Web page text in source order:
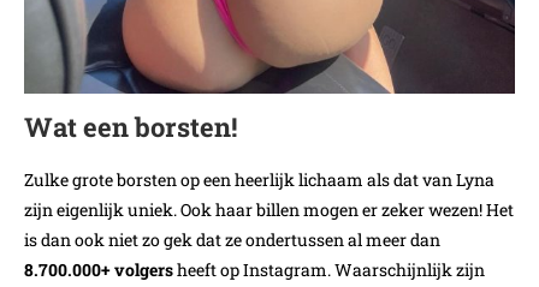
Wat een borsten!
Zulke grote borsten op een heerlijk lichaam als dat van Lyna
zijn eigenlijk uniek. Ook haar billen mogen er zeker wezen! Het
is dan ook niet zo gek dat ze ondertussen al meer dan
8.700.000+ volgersheeft op Instagram. Waarschijnlijk zijn